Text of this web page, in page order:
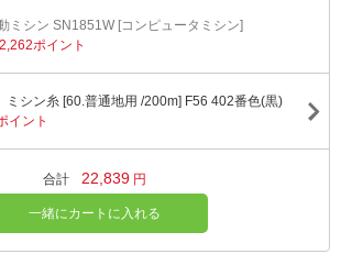
ミシン SN1851W [コンピュータミシン]
2,262ポイント
シン糸 [60.普通地用 /200m] F56 402番色(黒)
イント
合計 22,839 円
一緒にカートに入れる